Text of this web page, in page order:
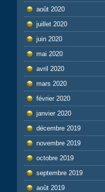
août 2020
juillet 2020
juin 2020
mai 2020
avril 2020
mars 2020
février 2020
janvier 2020
décembre 2019
novembre 2019
octobre 2019
septembre 2019
août 2019